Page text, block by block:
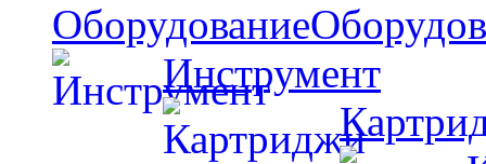
Оборудование
Инструмент